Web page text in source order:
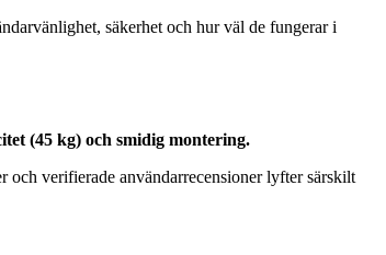
säkerhet och hur väl de fungerar i
(45 kg) och smidig montering.
och verifierade användarrecensioner lyfter särskilt